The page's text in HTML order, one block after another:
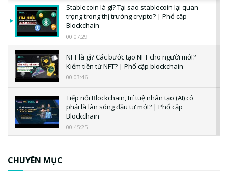
Stablecoin là gì? Tại sao stablecoin lại quan
trọng trong thị trường crypto? | Phổ cập
Blockchain
00:07:29
NFT là gì? Các bước tạo NFT cho người mới?
Kiếm tiền từ NFT? | Phổ cập blockchain
00:03:46
Tiếp nối Blockchain, trí tuệ nhân tạo (AI) có
phải là làn sóng đầu tư mới? | Phổ cập
Blockchain
00:45:25
CHUYÊN MỤC